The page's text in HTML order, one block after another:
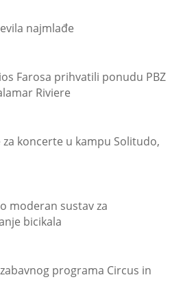
najmlađe
Farosa prihvatili ponudu PBZ
Riviere
koncerte u kampu Solitudo,
moderan sustav za
bicikala
programa Circus in